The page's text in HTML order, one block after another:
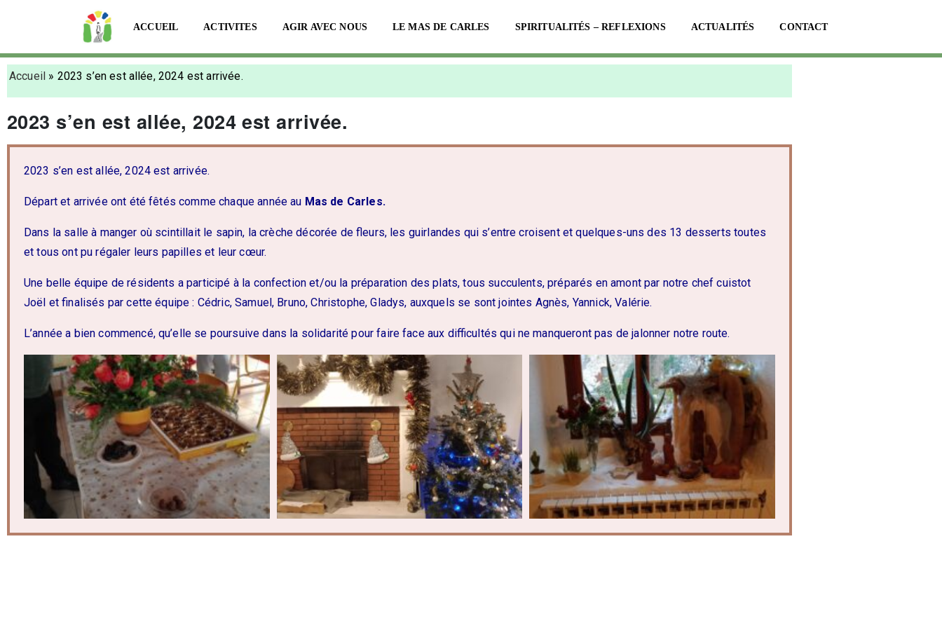
ACCUEIL ACTIVITES AGIR AVEC NOUS LE MAS DE CARLES SPIRITUALITÉS – REFLEXIONS ACTUALITÉS CONTACT
Accueil » 2023 s’en est allée, 2024 est arrivée.
2023 s’en est allée, 2024 est arrivée.
2023 s’en est allée, 2024 est arrivée.
Départ et arrivée ont été fêtés comme chaque année au Mas de Carles.
Dans la salle à manger où scintillait le sapin, la crèche décorée de fleurs, les guirlandes qui s’entre croisent et quelques-uns des 13 desserts toutes
et tous ont pu régaler leurs papilles et leur cœur.
Une belle équipe de résidents a participé à la confection et/ou la préparation des plats, tous succulents, préparés en amont par notre chef cuistot
Joël et finalisés par cette équipe : Cédric, Samuel, Bruno, Christophe, Gladys, auxquels se sont jointes Agnès, Yannick, Valérie.
L’année a bien commencé, qu’elle se poursuive dans la solidarité pour faire face aux difficultés qui ne manqueront pas de jalonner notre route.